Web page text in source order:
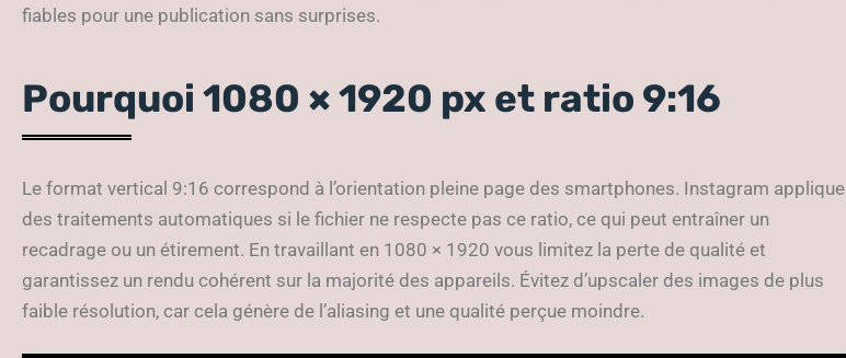
fiables pour une publication sans surprises.
Pourquoi 1080 × 1920 px et ratio 9:16
Le format vertical 9:16 correspond à l’orientation pleine page des smartphones. Instagram applique
des traitements automatiques si le fichier ne respecte pas ce ratio, ce qui peut entraîner un
recadrage ou un étirement. En travaillant en 1080 × 1920 vous limitez la perte de qualité et
garantissez un rendu cohérent sur la majorité des appareils. Évitez d’upscaler des images de plus
faible résolution, car cela génère de l’aliasing et une qualité perçue moindre.